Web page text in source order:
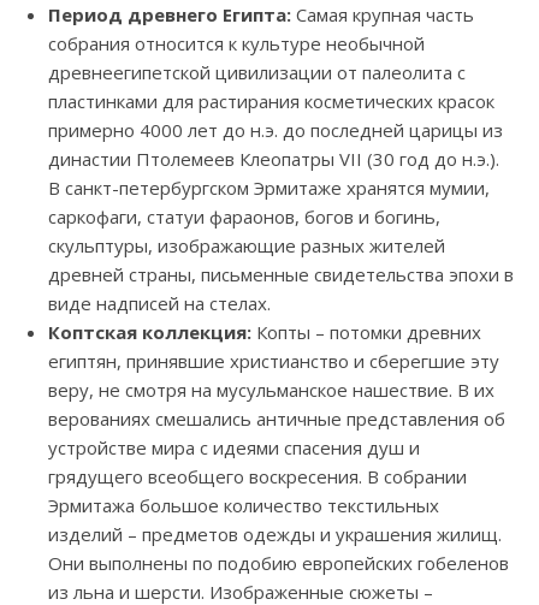
Период древнего Египта: Самая крупная часть
собрания относится к культуре необычной
древнеегипетской цивилизации от палеолита с
пластинками для растирания косметических красок
примерно 4000 лет до н.э. до последней царицы из
династии Птолемеев Клеопатры VII (30 год до н.э.).
В санкт-петербургском Эрмитаже хранятся мумии,
саркофаги, статуи фараонов, богов и богинь,
скульптуры, изображающие разных жителей
древней страны, письменные свидетельства эпохи в
виде надписей на стелах.
Коптская коллекция: Копты – потомки древних
египтян, принявшие христианство и сберегшие эту
веру, не смотря на мусульманское нашествие. В их
верованиях смешались античные представления об
устройстве мира с идеями спасения душ и
грядущего всеобщего воскресения. В собрании
Эрмитажа большое количество текстильных
изделий – предметов одежды и украшения жилищ.
Они выполнены по подобию европейских гобеленов
из льна и шерсти. Изображенные сюжеты –